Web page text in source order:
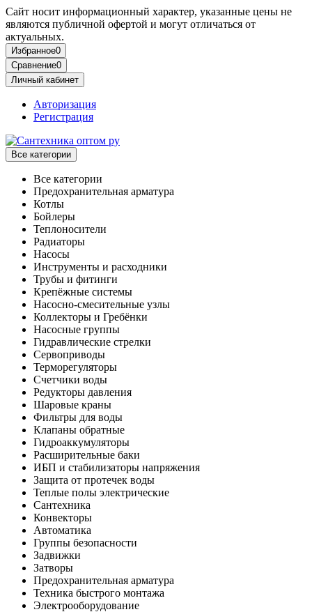
Сайт носит информационный характер, указанные цены не
являются публичной офертой и могут отличаться от
актуальных.
Избранное0
Сравнение0
Личный кабинет
Авторизация
Регистрация
Все категории
Все категории
Предохранительная арматура
Котлы
Бойлеры
Теплоносители
Радиаторы
Насосы
Инструменты и расходники
Трубы и фитинги
Крепёжные системы
Насосно-смесительные узлы
Коллекторы и Гребёнки
Насосные группы
Гидравлические стрелки
Сервоприводы
Терморегуляторы
Счетчики воды
Редукторы давления
Шаровые краны
Фильтры для воды
Клапаны обратные
Гидроаккумуляторы
Расширительные баки
ИБП и стабилизаторы напряжения
Защита от протечек воды
Теплые полы электрические
Сантехника
Конвекторы
Автоматика
Группы безопасности
Задвижки
Затворы
Предохранительная арматура
Техника быстрого монтажа
Электрооборудование